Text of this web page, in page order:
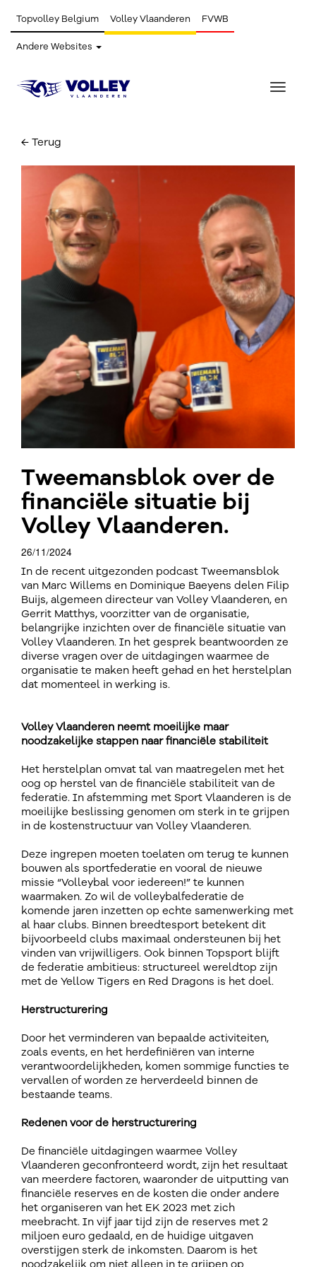
Topvolley Belgium Volley Vlaanderen FVWB
Andere Websites
Toggle
← Terug
Tweemansblok over de
financiële situatie bij
Volley Vlaanderen.
26/11/2024
In de recent uitgezonden podcast Tweemansblok
van Marc Willems en Dominique Baeyens delen Filip
Buijs, algemeen directeur van Volley Vlaanderen, en
Gerrit Matthys, voorzitter van de organisatie,
belangrijke inzichten over de financiële situatie van
Volley Vlaanderen. In het gesprek beantwoorden ze
diverse vragen over de uitdagingen waarmee de
organisatie te maken heeft gehad en het herstelplan
dat momenteel in werking is.
Volley Vlaanderen neemt moeilijke maar
noodzakelijke stappen naar financiële stabiliteit
Het herstelplan omvat tal van maatregelen met het
oog op herstel van de financiële stabiliteit van de
federatie. In afstemming met Sport Vlaanderen is de
moeilijke beslissing genomen om sterk in te grijpen
in de kostenstructuur van Volley Vlaanderen.
Deze ingrepen moeten toelaten om terug te kunnen
bouwen als sportfederatie en vooral de nieuwe
missie “Volleybal voor iedereen!” te kunnen
waarmaken. Zo wil de volleybalfederatie de
komende jaren inzetten op echte samenwerking met
al haar clubs. Binnen breedtesport betekent dit
bijvoorbeeld clubs maximaal ondersteunen bij het
vinden van vrijwilligers. Ook binnen Topsport blijft
de federatie ambitieus: structureel wereldtop zijn
met de Yellow Tigers en Red Dragons is het doel.
Herstructurering
Door het verminderen van bepaalde activiteiten,
zoals events, en het herdefiniëren van interne
verantwoordelijkheden, komen sommige functies te
vervallen of worden ze herverdeeld binnen de
bestaande teams.
Redenen voor de herstructurering
De financiële uitdagingen waarmee Volley
Vlaanderen geconfronteerd wordt, zijn het resultaat
van meerdere factoren, waaronder de uitputting van
financiële reserves en de kosten die onder andere
het organiseren van het EK 2023 met zich
meebracht. In vijf jaar tijd zijn de reserves met 2
miljoen euro gedaald, en de huidige uitgaven
overstijgen sterk de inkomsten. Daarom is het
noodzakelijk om niet alleen in te grijpen op